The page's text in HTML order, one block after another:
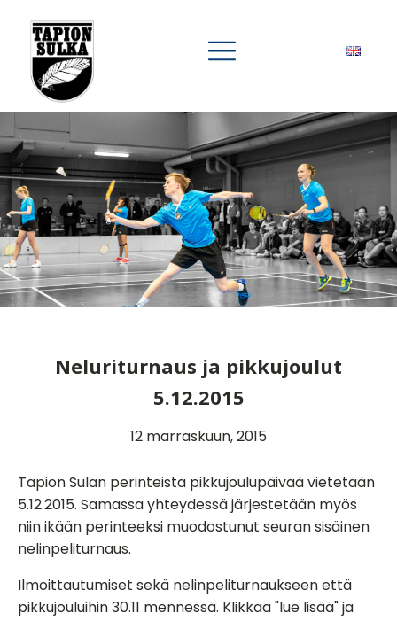
Neluriturnaus ja pikkujoulut
5.12.2015
12 marraskuun, 2015
Tapion Sulan perinteistä pikkujoulupäivää vietetään
5.12.2015. Samassa yhteydessä järjestetään myös
niin ikään perinteeksi muodostunut seuran sisäinen
nelinpeliturnaus.
Ilmoittautumiset sekä nelinpeliturnaukseen että
pikkujouluihin 30.11 mennessä. Klikkaa "lue lisää" ja